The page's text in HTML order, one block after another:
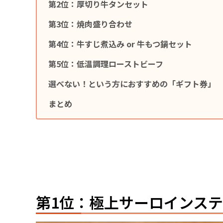
第2位：厚切り牛タンセット
第3位：焼肉盛り合わせ
第4位：牛すじ煮込み or 牛もつ鍋セット
第5位：低温調理ローストビーフ
選べない！という方におすすめの「ギフト券」
まとめ
第1位：極上サーロインス